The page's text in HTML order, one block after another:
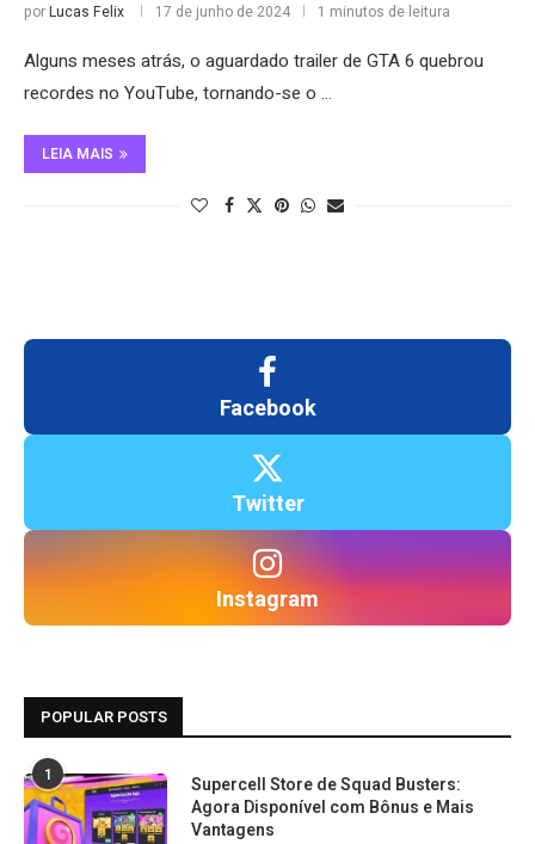
porLucas Felix 17 de junho de 2024 1 minutos de leitura
Alguns meses atrás, o aguardado trailer de GTA 6 quebrou
recordes no YouTube, tornando-se o …
LEIA MAIS
Facebook
Twitter
Instagram
POPULAR POSTS
1
Supercell Store de Squad Busters:
Agora Disponível com Bônus e Mais
Vantagens